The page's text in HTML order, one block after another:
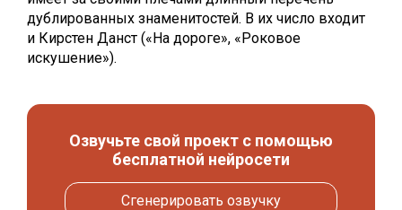
дублированных знаменитостей. В их число входит
и Кирстен Данст («На дороге», «Роковое
искушение»).
Озвучьте свой проект с помощью
бесплатной нейросети
Сгенерировать озвучку